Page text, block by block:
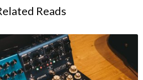
Reads